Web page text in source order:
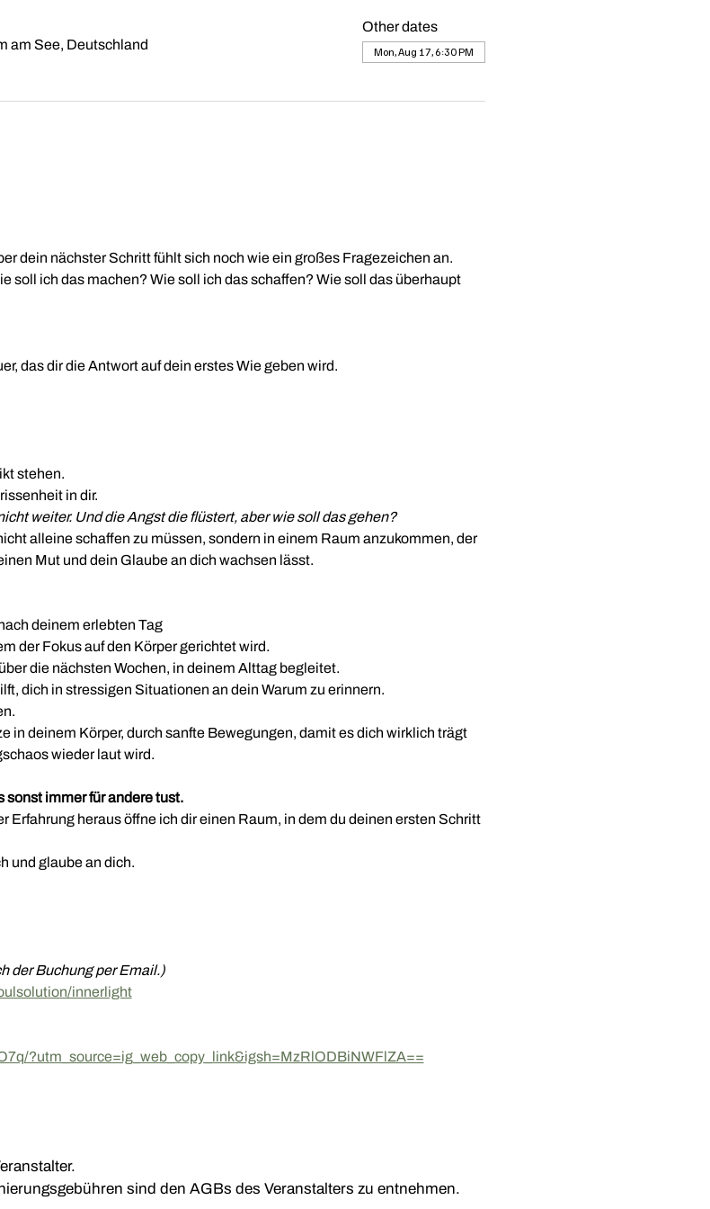
am See, Deutschland
Other dates
Mon, Aug 17, 6:30 PM
dein nächster Schritt fühlt sich noch wie ein großes Fragezeichen an.
soll ich das machen? Wie soll ich das schaffen? Wie soll das überhaupt
das dir die Antwort auf dein erstes Wie geben wird.
stehen.
in dir.
weiter. Und die Angst die flüstert, aber wie soll das gehen?
alleine schaffen zu müssen, sondern in einem Raum anzukommen, der
Mut und dein Glaube an dich wachsen lässt.
deinem erlebten Tag
der Fokus auf den Körper gerichtet wird.
die nächsten Wochen, in deinem Alttag begleitet.
dich in stressigen Situationen an dein Warum zu erinnern.
in deinem Körper, durch sanfte Bewegungen, damit es dich wirklich trägt
wieder laut wird.
sonst immer für andere tust.
Erfahrung heraus öffne ich dir einen Raum, in dem du deinen ersten Schritt
und glaube an dich.
der Buchung per Email.)
innerlight
?utm_source=ig_web_copy_link&igsh=MzRlODBiNWFlZA==
sind den AGBs des Veranstalters zu entnehmen.